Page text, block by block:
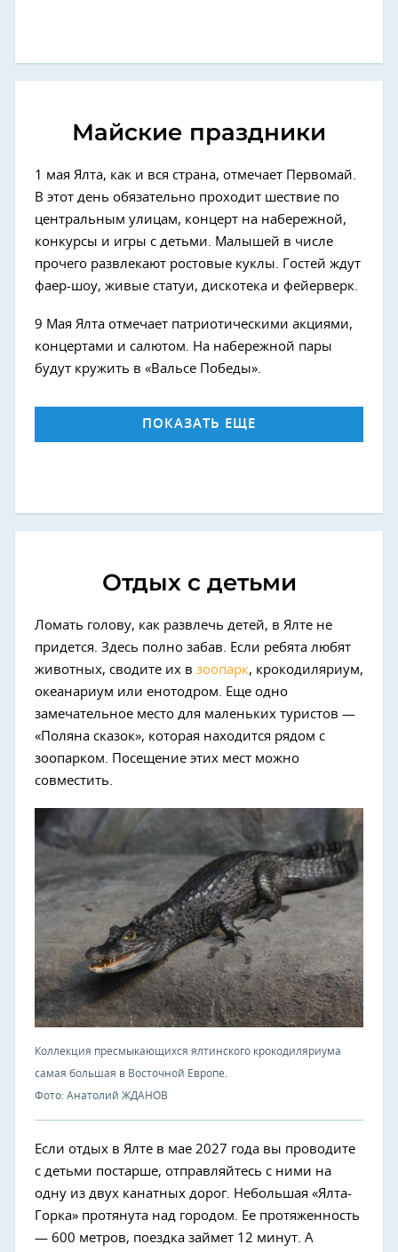
Майские праздники
1 мая Ялта, как и вся страна, отмечает Первомай.
В этот день обязательно проходит шествие по
центральным улицам, концерт на набережной,
конкурсы и игры с детьми. Малышей в числе
прочего развлекают ростовые куклы. Гостей ждут
фаер-шоу, живые статуи, дискотека и фейерверк.
9 Мая Ялта отмечает патриотическими акциями,
концертами и салютом. На набережной пары
будут кружить в «Вальсе Победы».
ПОКАЗАТЬ ЕЩЕ
Отдых с детьми
Ломать голову, как развлечь детей, в Ялте не
придется. Здесь полно забав. Если ребята любят
животных, сводите их в зоопарк, крокодиляриум,
океанариум или енотодром. Еще одно
замечательное место для маленьких туристов —
«Поляна сказок», которая находится рядом с
зоопарком. Посещение этих мест можно
совместить.
Коллекция пресмыкающихся ялтинского крокодиляриума
самая большая в Восточной Европе.
Фото: Анатолий ЖДАНОВ
Если отдых в Ялте в мае 2027 года вы проводите
с детьми постарше, отправляйтесь с ними на
одну из двух канатных дорог. Небольшая «Ялта-
Горка» протянута над городом. Ее протяженность
— 600 метров, поездка займет 12 минут. А